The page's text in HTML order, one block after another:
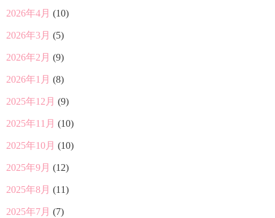
2026年4月 (10)
2026年3月 (5)
2026年2月 (9)
2026年1月 (8)
2025年12月 (9)
2025年11月 (10)
2025年10月 (10)
2025年9月 (12)
2025年8月 (11)
2025年7月 (7)